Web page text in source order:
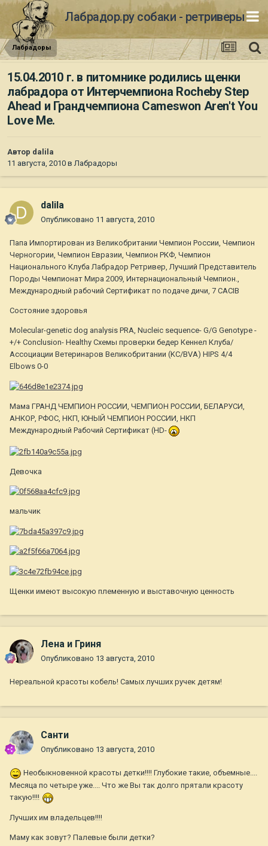
Лабрадор.ру собаки - ретриверы
Лабрадоры
15.04.2010 г. в питомнике родились щенки
лабрадора от Интерчемпиона Rocheby Step
Ahead и Грандчемпиона Cameswon Aren't You
Love Me.
Автор dalila
11 августа, 2010 вЛабрадоры
dalila
Опубликовано 11 августа, 2010
Папа Импортирован из Великобритании Чемпион России, Чемпион
Черногории, Чемпион Евразии, Чемпион РКФ, Чемпион
Национального Клуба Лабрадор Ретривер, Лучший Представитель
Породы Чемпионат Мира 2009, Интернациональный Чемпион.,
Международный рабочий Сертификат по подаче дичи, 7 СACIB
Состояние здоровья
Molecular-genetic dog analysis PRA, Nucleic sequence- G/G Genotype -
+/+ Conclusion- Healthy Схемы проверки бедер Кеннел Клуба/
Ассоциации Ветеринаров Великобритании (KC/BVA) HIPS 4/4
Elbows 0-0
Мама ГРАНД ЧЕМПИОН РОССИИ, ЧЕМПИОН РОССИИ, БЕЛАРУСИ,
АНКОР, РФОС, НКП, ЮНЫЙ ЧЕМПИОН РОССИИ, НКП
Международный Рабочий Сертификат (HD-
Девочка
мальчик
Щенки имеют высокую племенную и выставочную ценность
Лена и Гриня
Опубликовано 13 августа, 2010
Нереальной красоты кобель! Самых лучших ручек детям!
Санти
Опубликовано 13 августа, 2010
Необыкновенной красоты детки!!!! Глубокие такие, объемные....
Месяца по четыре уже.... Что же Вы так долго прятали красоту
такую!!!!
Лучших им владельцев!!!!
Маму как зовут? Палевые были детки?